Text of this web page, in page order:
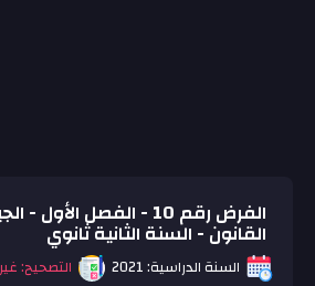
الفرض رقم 10 - الفصل
القانون - السنة الثانية ثانوي
السنة الدراسية: 2021 التصحيح: